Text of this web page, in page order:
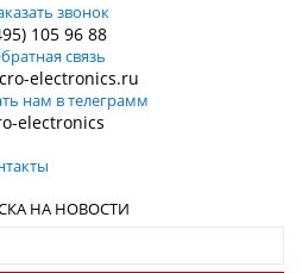
звонок
105 96 88
связь
electronics.ru
нам в телеграмм
electronics
НА НОВОСТИ